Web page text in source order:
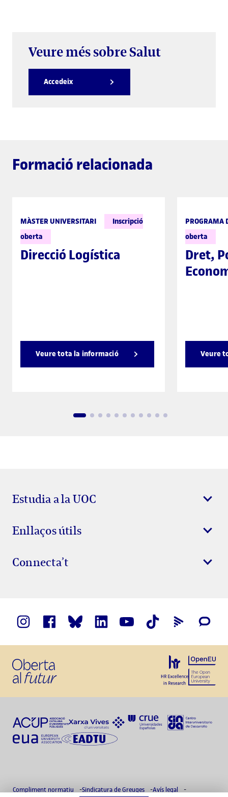
Veure més sobre Salut
Accedeix
Formació relacionada
MÀSTER UNIVERSITARI
Inscripció
oberta
Direcció Logística
Veure tota la informació
PROGRAMA
oberta
Dret,
Veure
Estudia a la UOC
Enllaços útils
Connecta’t
Compliment normatiu Sindicatura de Greuges
Avís legal